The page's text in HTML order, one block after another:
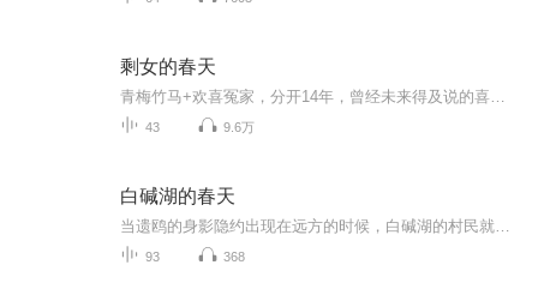
剩女的春天
43 9.6万
白碱湖的春天
93 368